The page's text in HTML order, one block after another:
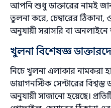
আপনি শুধু ডাক্তারের নামই
তুলনা করে, চেম্বারের ঠিকানা,
অনুযায়ী সরাসরি বা অনলাইনে
খুলনা বিশেষজ্ঞ
নিচে খুলনা এলাকার নামকরা
ডায়াগনস্টিক সেন্টারের বিশ্বস্ত
অনুযায়ী সাজানো হয়েছে।